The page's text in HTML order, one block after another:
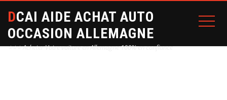
DCAI AIDE ACHAT AUTO
OCCASION ALLEMAGNE
⭐⭐⭐ Acheter Votre voiture en Allemagne 100% en confiance